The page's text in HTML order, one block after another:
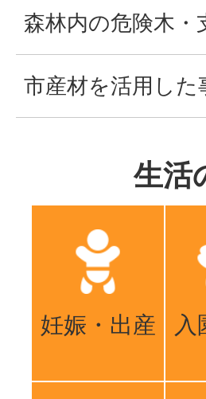
森林内の危険木・
市産材を活用し
生活
妊娠・出産 入